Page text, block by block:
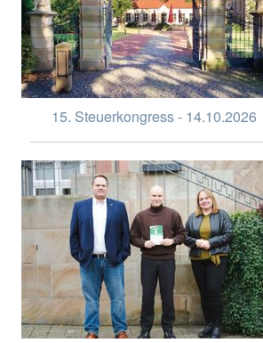
15. Steuerkongress - 14.10.2026